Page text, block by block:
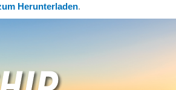
Herunterladen.